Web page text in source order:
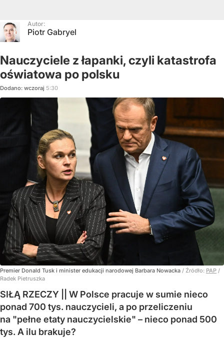
Autor:
Piotr Gabryel
Nauczyciele z łapanki, czyli katastrofa
oświatowa po polsku
Dodano: wczoraj 5:30
Premier Donald Tusk i minister edukacji narodowej Barbara Nowacka / Źródło: PAP /
Radek Pietruszka
SIŁĄ RZECZY || W Polsce pracuje w sumie nieco
ponad 700 tys. nauczycieli, a po przeliczeniu
na "pełne etaty nauczycielskie" – nieco ponad 500
tys. A ilu brakuje?